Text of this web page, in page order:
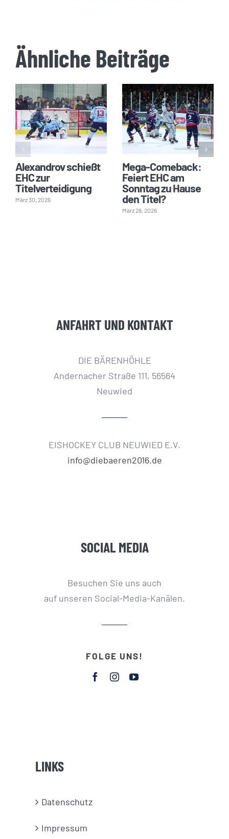
Ähnliche Beiträge
Alexandrov schießt
EHC zur
Titelverteidigung
März 30, 2026
Mega-Comeback:
Feiert EHC am
Sonntag zu Hause
den Titel?
März 28, 2026
ANFAHRT UND KONTAKT
DIE BÄRENHÖHLE
Andernacher Straße 111, 56564
Neuwied
EISHOCKEY CLUB NEUWIED E.V.
info@diebaeren2016.de
SOCIAL MEDIA
Besuchen Sie uns auch
auf unseren Social-Media-Kanälen.
FOLGE UNS!
LINKS
Datenschutz
Impressum